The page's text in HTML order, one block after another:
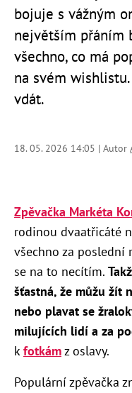
bojuje s vážným
největším přáním
všechno, co má
na svém
vdát.
18. 05. 2026 14:05 | Autor
Zpěvačka Markéta
rodinou dvaatřicáté
všechno za poslední
se na to necítím.
šťastná, že můžu žít
nebo plavat se
milujících lidí a za
kfotkámz oslavy.
Populární zpěvačka